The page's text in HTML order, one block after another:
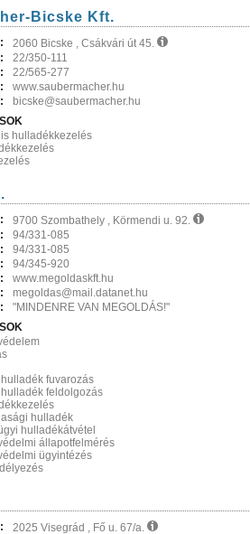
Bicske Kft.
2060 Bicske , Csákvári út 45.
22/350-111
22/565-277
www.saubermacher.hu
bicske@saubermacher.hu
hulladékkezelés
9700 Szombathely , Körmendi u. 92.
94/331-085
94/331-085
94/345-920
www.megoldaskft.hu
megoldas@mail.datanet.hu
"MINDENRE VAN MEGOLDÁS!"
fuvarozás
feldolgozás
hulladék
hulladékátvétel
állapotfelmérés
ügyintézés
2025 Visegrád , Fő u. 67/a.